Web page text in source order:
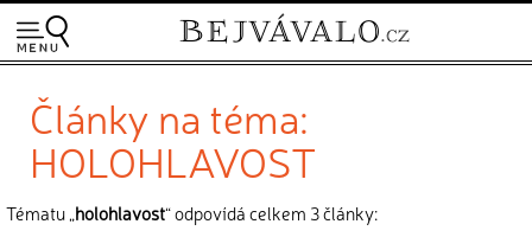
Články na téma:
HOLOHLAVOST
Tématu „holohlavost“ odpovídá celkem 3 články: